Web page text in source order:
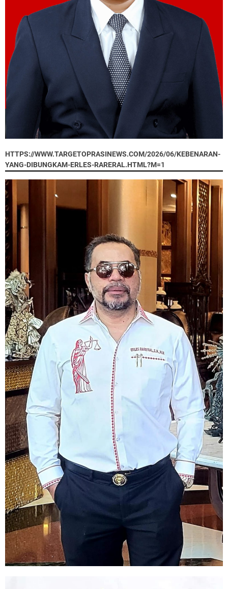
HTTPS://WWW.TARGETOPRASINEWS.COM/2026/06/KEBENARAN-
YANG-DIBUNGKAM-ERLES-RARERAL.HTML?M=1